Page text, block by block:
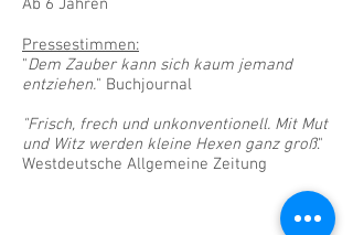
Ab 6 Jahren
Pressestimmen:
"Dem Zauber kann sich kaum jemand
entziehen." Buchjournal
"Frisch, frech und unkonventionell. Mit Mut
und Witz werden kleine Hexen ganz groß."
Westdeutsche Allgemeine Zeitung